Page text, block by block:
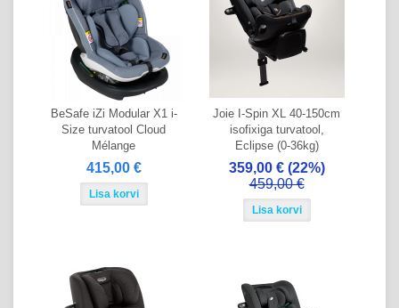
BeSafe iZi Modular X1 i-
Size turvatool Cloud
Mélange
415,00 €
Joie I-Spin XL 40-150cm
isofixiga turvatool,
Eclipse (0-36kg)
359,00 € (22%)
459,00 €